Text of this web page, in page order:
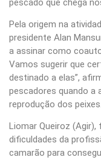
pescado que chega
Pela origem na
presidente Alan
a assinar como
Vamos sugerir que
destinado a elas”,
pescadores quando a
reprodução dos peixes.
Liomar Queiroz (Agir),
dificuldades da
camarão para